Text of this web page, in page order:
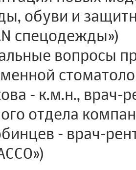
обуви и
спецодежды»)
вопросы
- к.м.н., врач-
отдела
- врач-